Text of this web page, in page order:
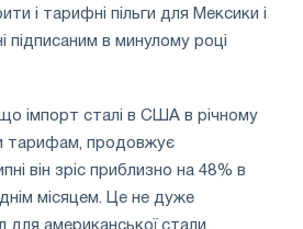
і тарифні пільги для Мексики і
підписаним в минулому році
імпорт сталі в США в річному
тарифам, продовжує
він зріс приблизно на 48% в
місяцем. Це не дуже
для американської стали.